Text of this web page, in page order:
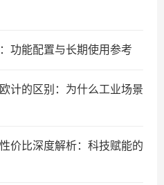
功能配置与长期使用参考
计的区别：为什么工业场景
价比深度解析：科技赋能的